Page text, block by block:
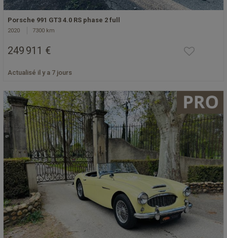
Porsche 991 GT3 4.0 RS phase 2 full
2020 7300 km
249 911 €
Actualisé il y a 7 jours